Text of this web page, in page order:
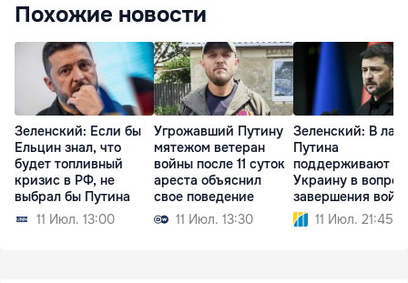
Похожие новости
Зеленский: Если бы
Ельцин знал, что
будет топливный
кризис в РФ, не
выбрал бы Путина
11 Июл. 13:00
Угрожавший Путину
мятежом ветеран
войны после 11 суток
ареста объяснил
свое поведение
11 Июл. 13:30
Зеленский: В
Путина
поддерживают
Украину в
завершения
11 Июл. 21:45